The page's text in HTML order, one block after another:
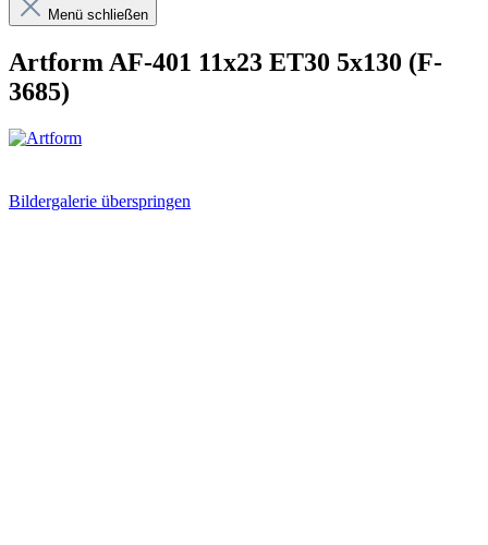
Menü schließen
Artform AF-401 11x23 ET30 5x130 (F-
3685)
Bildergalerie überspringen